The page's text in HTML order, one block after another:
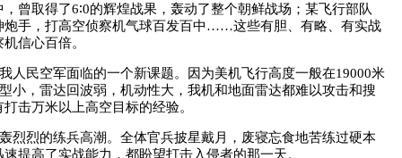
曾取得了6∶0的辉煌战果，轰动了整个朝鲜战场；某飞行部队
炮手，打高空侦察机气球百发百中……这些有胆、有略、有实战
信心百倍。
人民空军面临的一个新课题。因为美机飞行高度一般在19000米
小，雷达回波弱，机动性大，我机和地面雷达都难以攻击和搜
击万米以上高空目标的经验。
烈烈的练兵高潮。全体官兵披星戴月，废寝忘食地苦练过硬本
提高了实战能力，都盼望打击入侵者的那一天。